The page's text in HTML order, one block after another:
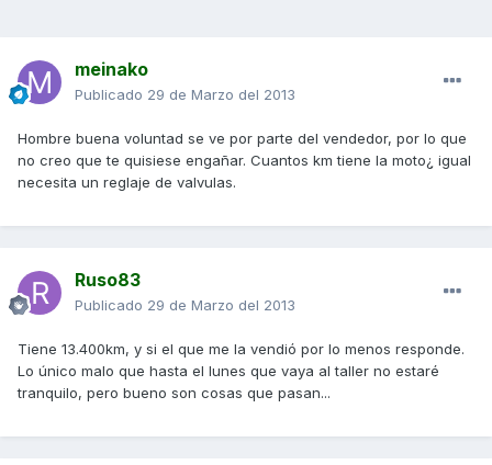
meinako
Publicado 29 de Marzo del 2013
Hombre buena voluntad se ve por parte del vendedor, por lo que
no creo que te quisiese engañar. Cuantos km tiene la moto¿ igual
necesita un reglaje de valvulas.
Ruso83
Publicado 29 de Marzo del 2013
Tiene 13.400km, y si el que me la vendió por lo menos responde.
Lo único malo que hasta el lunes que vaya al taller no estaré
tranquilo, pero bueno son cosas que pasan...